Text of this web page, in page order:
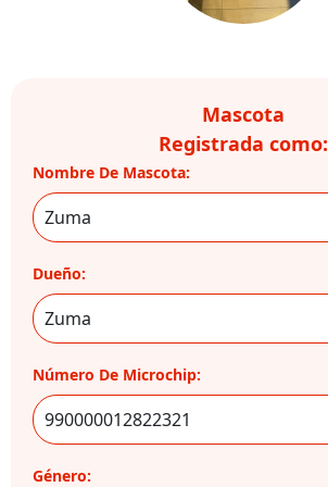
Mascota
Registrada como:
Nombre De Mascota:
Dueño:
Número De Microchip:
Género: